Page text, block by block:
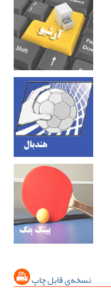
نسخه‌ی قابل چاپ